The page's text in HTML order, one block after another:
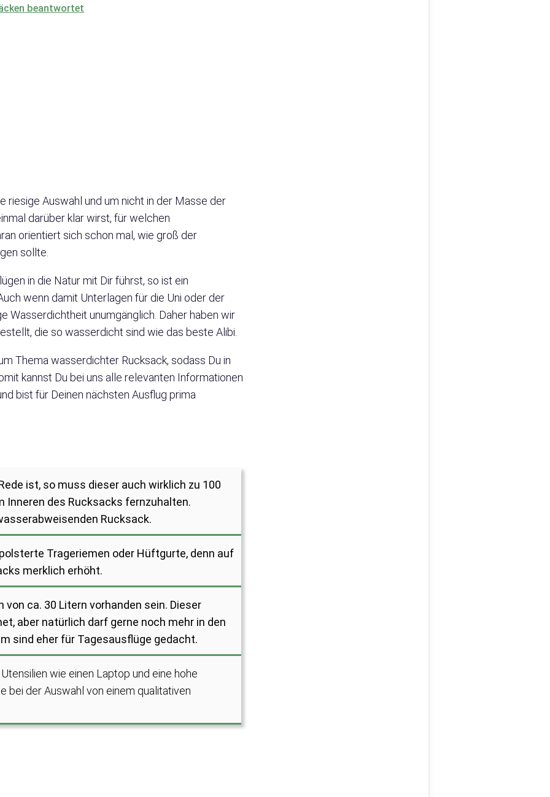
beantwortet
riesige Auswahl und um nicht in der Masse der
darüber klar wirst, für welchen
orientiert sich schon mal, wie groß der
sollte.
in die Natur mit Dir führst, so ist ein
wenn damit Unterlagen für die Uni oder der
unumgänglich. Daher haben wir
die so wasserdicht sind wie das beste Alibi.
Thema wasserdichter Rucksack, sodass Du in
kannst Du bei uns alle relevanten Informationen
bist für Deinen nächsten Ausflug prima
ist, so muss dieser auch wirklich zu 100
Inneren des Rucksacks fernzuhalten.
Rucksack.
Trageriemen oder Hüftgurte, denn auf
merklich erhöht.
ca. 30 Litern vorhanden sein. Dieser
aber natürlich darf gerne noch mehr in den
sind eher für Tagesausflüge gedacht.
wie einen Laptop und eine hohe
bei der Auswahl von einem qualitativen